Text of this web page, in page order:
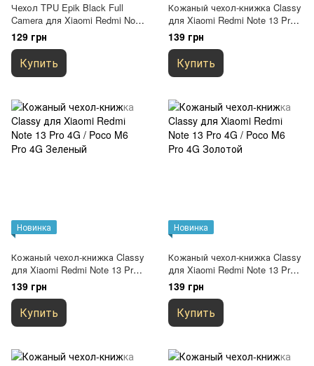
Чехол TPU Epik Black Full
Camera для Xiaomi Redmi Note
13 Pro 4G / Poco M6 Pro 4G
Черный
129 грн
Купить
Кожаный чехол-книжка Classy
для Xiaomi Redmi Note 13 Pro
4G / Poco M6 Pro 4G Rose Gold
139 грн
Купить
Новинка
Кожаный чехол-книжка Classy
для Xiaomi Redmi Note 13 Pro
4G / Poco M6 Pro 4G Зеленый
139 грн
Купить
Новинка
Кожаный чехол-книжка Classy
для Xiaomi Redmi Note 13 Pro
4G / Poco M6 Pro 4G Золотой
139 грн
Купить